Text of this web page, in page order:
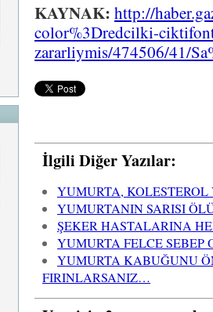
KAYNAK: http://
color%3Dredcilki-
zararliymis/474506/41/
İlgili Diğer Yazılar:
YUMURTA,
YUMURTANIN SARISI
ŞEKER HASTALARINA
YUMURTA FELCE SEBEP
YUMURTA KABUĞUNU
FIRINLARSANIZ…